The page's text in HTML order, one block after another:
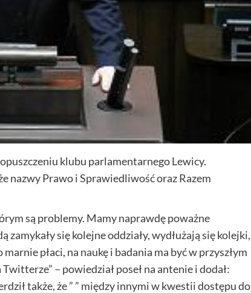
klubu parlamentarnego Lewicy.
nazwy Prawo i Sprawiedliwość oraz Razem
są problemy. Mamy naprawdę poważne
się kolejne oddziały, wydłużają się kolejki,
płaci, na naukę i badania ma być w przyszłym
– powiedział poseł na antenie i dodał:
także, że ” ” między innymi w kwestii dostępu do